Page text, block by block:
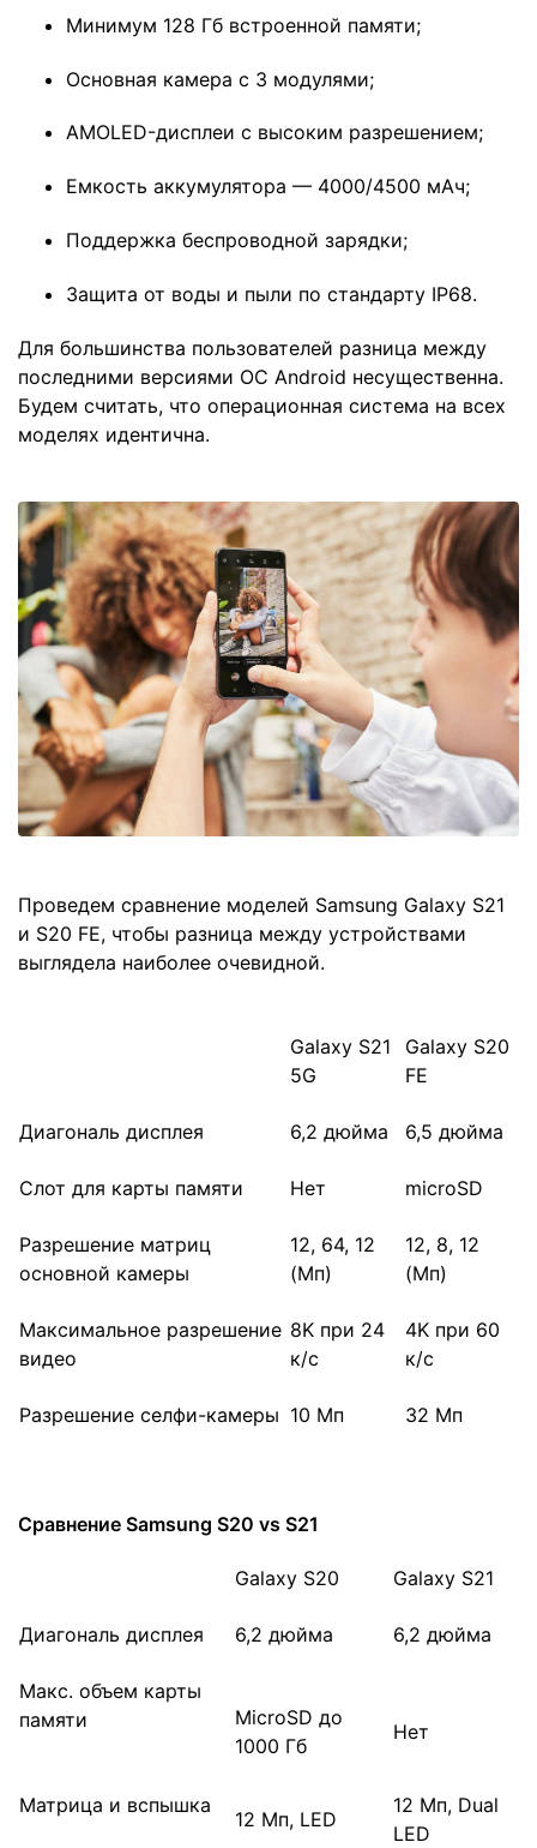
Минимум 128 Гб встроенной памяти;
Основная камера с 3 модулями;
AMOLED-дисплеи с высоким разрешением;
Емкость аккумулятора — 4000/4500 мАч;
Поддержка беспроводной зарядки;
Защита от воды и пыли по стандарту IP68.
Для большинства пользователей разница между
последними версиями ОС Android несущественна.
Будем считать, что операционная система на всех
моделях идентична.
Проведем сравнение моделей Samsung Galaxy S21
и S20 FE, чтобы разница между устройствами
выглядела наиболее очевидной.
Galaxy S21
5G
Galaxy S20
FE
Диагональ дисплея 6,2 дюйма 6,5 дюйма
Слот для карты памяти Нет microSD
Разрешение матриц
основной камеры
12, 64, 12
(Мп)
12, 8, 12
(Мп)
Максимальное разрешение
видео
8K при 24
к/с
4K при 60
к/с
Разрешение селфи-камеры 10 Мп 32 Мп
Сравнение Samsung S20 vs S21
Galaxy S20 Galaxy S21
Диагональ дисплея 6,2 дюйма 6,2 дюйма
Макс. объем карты
памяти
MicroSD до
1000 Гб
Нет
Матрица и вспышка
12 Мп, LED
12 Мп, Dual
LED